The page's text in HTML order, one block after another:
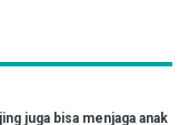
juga bisa menjaga anak